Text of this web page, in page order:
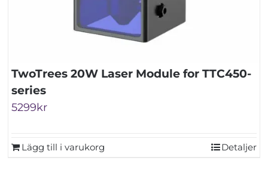
TwoTrees 20W Laser Module for TTC450-
series
5299kr
Lägg till i varukorg Detaljer